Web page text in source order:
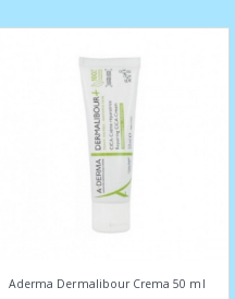
Aderma Dermalibour Crema 50 ml